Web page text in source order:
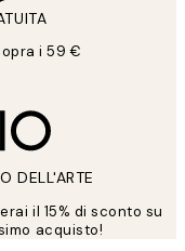
i 59 €
DELL'ARTE
il 15% di sconto su
acquisto!